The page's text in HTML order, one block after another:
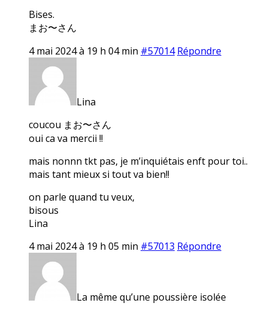
Bises.
まお〜さん
4 mai 2024 à 19 h 04 min #57014 Répondre
Lina
coucou まお〜さん
oui ca va mercii !!
mais nonnn tkt pas, je m’inquiétais enft pour toi..
mais tant mieux si tout va bien!!
on parle quand tu veux,
bisous
Lina
4 mai 2024 à 19 h 05 min #57013 Répondre
La même qu’une poussière isolée